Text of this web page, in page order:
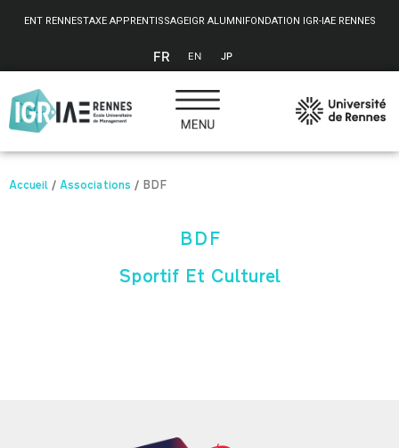
ENT RENNESTAXE APPRENTISSAGEIGR ALUMNIFONDATION IGR-IAE RENNES
FR EN JP
Accueil / Associations / BDF
BDF
Sportif Et Culturel